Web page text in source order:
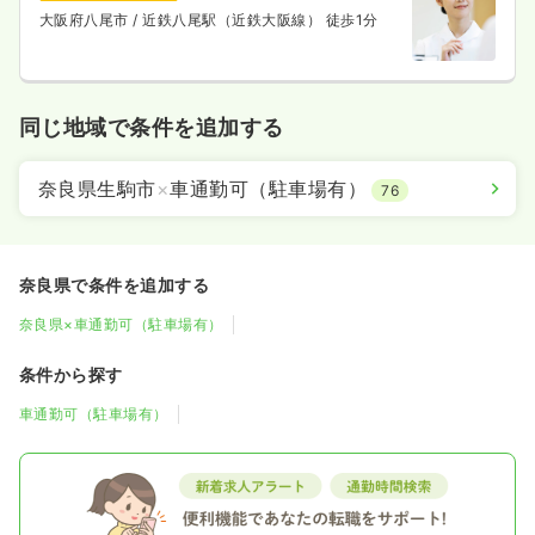
大阪府八尾市/ 近鉄八尾駅（近鉄大阪線） 徒歩1分
同じ地域で条件を追加する
奈良県生駒市×車通勤可（駐車場有） 76
奈良県で条件を追加する
奈良県×車通勤可（駐車場有）
条件から探す
車通勤可（駐車場有）